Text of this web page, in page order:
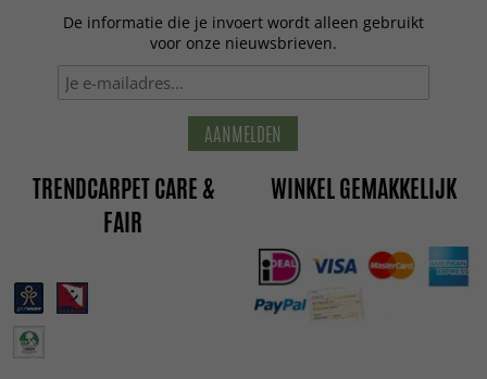
De informatie die je invoert wordt alleen gebruikt
voor onze nieuwsbrieven.
AANMELDEN
TRENDCARPET CARE &
FAIR
WINKEL GEMAKKELIJK